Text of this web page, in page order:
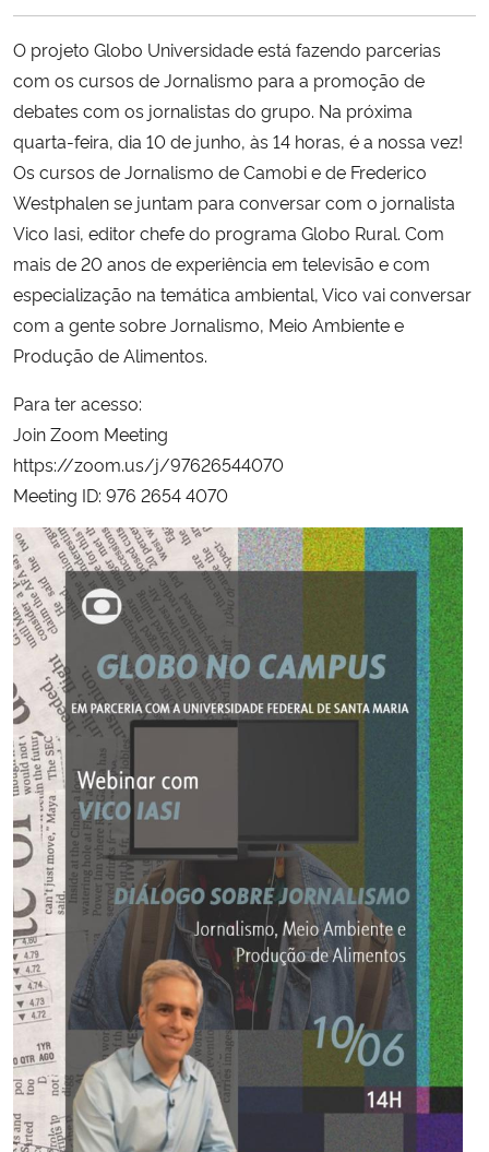
Ministério da Cidadania
Ministério da Saúde
Ministério de Minas e Energia
Ministério do Turismo
Ministério do Desenvolvimento Regional
Ministério da Mulher, da Família e dos Direitos Humanos
Secretaria-Geral
Secretaria de Governo
Gabinete de Segurança Institucional
Advocacia-Geral da União
Banco Central do Brasil
Planalto
O projeto Globo Universidade está fazendo parcerias
com os cursos de Jornalismo para a promoção de
debates com os jornalistas do grupo. Na próxima
quarta-feira, dia 10 de junho, às 14 horas, é a nossa vez!
Os cursos de Jornalismo de Camobi e de Frederico
Westphalen se juntam para conversar com o jornalista
Vico Iasi, editor chefe do programa Globo Rural. Com
mais de 20 anos de experiência em televisão e com
especialização na temática ambiental, Vico vai conversar
com a gente sobre Jornalismo, Meio Ambiente e
Produção de Alimentos.
Para ter acesso:
Join Zoom Meeting
https://zoom.us/j/97626544070
Meeting ID: 976 2654 4070